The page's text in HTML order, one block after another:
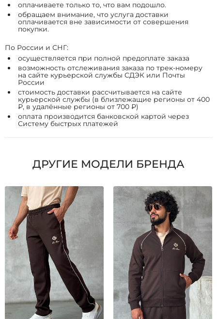
оплачиваете только то, что вам подошло.
обращаем внимание, что услуга доставки
оплачивается вне зависимости от совершения
покупки.
По России и СНГ:
осуществляется при полной предоплате заказа
возможность отслеживания заказа по трек-номеру
на сайте курьерской службы СДЭК или Почты
России
стоимость доставки рассчитывается на сайте
курьерской службы (в близлежащие регионы от 400
₽, в удалённые регионы от 700 ₽)
оплата производится банковской картой через
Систему быстрых платежей
ДРУГИЕ МОДЕЛИ БРЕНДА